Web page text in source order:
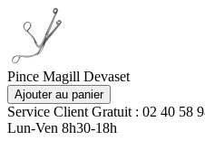
Pince Magill Devaset
Ajouter au panier
Service Client Gratuit : 02 40 58
Lun-Ven 8h30-18h